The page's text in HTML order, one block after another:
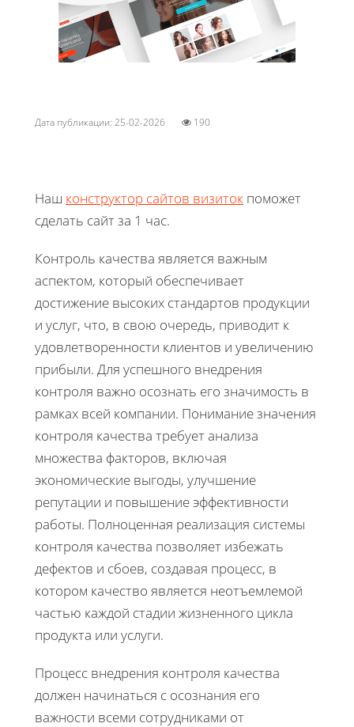
Дата публикации: 25-02-2026 190
Наш конструктор сайтов визиток поможет
сделать сайт за 1 час.
Контроль качества является важным
аспектом, который обеспечивает
достижение высоких стандартов продукции
и услуг, что, в свою очередь, приводит к
удовлетворенности клиентов и увеличению
прибыли. Для успешного внедрения
контроля важно осознать его значимость в
рамках всей компании. Понимание значения
контроля качества требует анализа
множества факторов, включая
экономические выгоды, улучшение
репутации и повышение эффективности
работы. Полноценная реализация системы
контроля качества позволяет избежать
дефектов и сбоев, создавая процесс, в
котором качество является неотъемлемой
частью каждой стадии жизненного цикла
продукта или услуги.
Процесс внедрения контроля качества
должен начинаться с осознания его
важности всеми сотрудниками от